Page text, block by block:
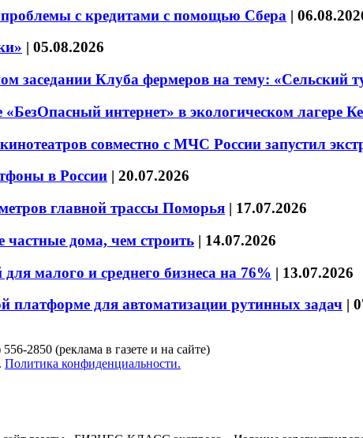
с кредитами с помощью Сбера |
| 05.08.2026
заседании Клуба фермеров на тему: «Сельский
интернет» в экологическом лагере
совместно с МЧС России запустил
в России | 20.07.2026
главной трассы Поморья | 17.07.2026
дома, чем строить | 14.07.2026
малого и среднего бизнеса на 76% | 13.07.2026
платформе для автоматизации рутинных задач |
2850 (реклама в газете и на сайте)
Политика конфиденциальности.